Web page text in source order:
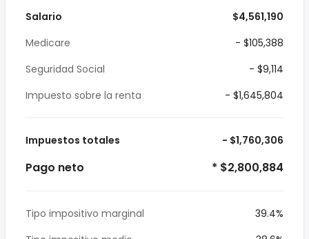
Salario
$4,561,190
Medicare
- $105,388
Seguridad Social
- $9,114
Impuesto sobre la renta
- $1,645,804
Impuestos totales - $1,760,306
Pago neto * $2,800,884
Tipo impositivo marginal
39.4%